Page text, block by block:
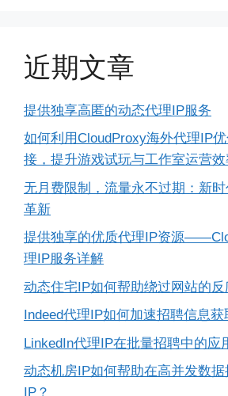
近期文章
提供独享高匿的动态代理IP服务
如何利用CloudProxy海外代理IP
接，提升游戏试玩与工作室运营
无月费限制，流量永不过期：新
革新
提供独享的优质代理IP资源
理IP服务详解
动态住宅IP如何帮助绕过网站的反
Indeed代理IP如何加速招聘信息获
LinkedIn代理IP在批量招聘中的应
动态机房IP如何帮助在高并发数
IP？